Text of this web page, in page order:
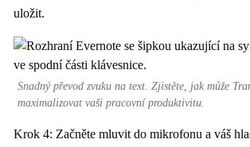
uložit.
Snadný převod zvuku na text. Zjistěte, jak může
maximalizovat vaši pracovní produktivitu.
Krok 4: Začněte mluvit do mikrofonu a váš